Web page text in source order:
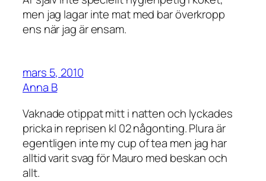
men jag lagar inte mat med bar överkropp
ens när jag är ensam.
mars 5, 2010
Anna B
Vaknade otippat mitt i natten och lyckades
pricka in reprisen kl 02 någonting. Plura är
egentligen inte my cup of tea men jag har
alltid varit svag för Mauro med beskan och
allt.